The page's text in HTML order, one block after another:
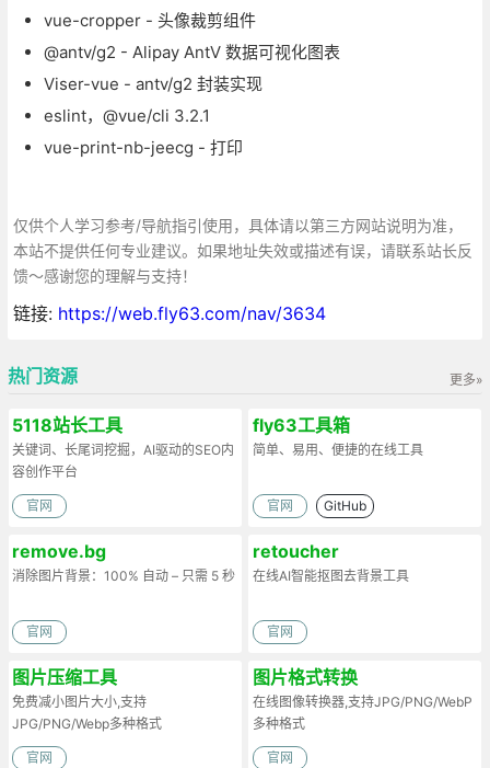
vue-cropper - 头像裁剪组件
@antv/g2 - Alipay AntV 数据可视化图表
Viser-vue - antv/g2 封装实现
eslint，@vue/cli 3.2.1
vue-print-nb-jeecg - 打印
仅供个人学习参考/导航指引使用，具体请以第三方网站说明为准，
本站不提供任何专业建议。如果地址失效或描述有误，请联系站长反
馈～感谢您的理解与支持！
链接: https://web.fly63.com/nav/3634
更多»
热门资源
5118站长工具
关键词、长尾词挖掘，AI驱动的SEO内
容创作平台
官网
fly63工具箱
简单、易用、便捷的在线工具
官网 GitHub
remove.bg
消除图片背景：100% 自动 – 只需 5 秒
官网
retoucher
在线AI智能抠图去背景工具
官网
图片压缩工具
免费减小图片大小,支持
JPG/PNG/Webp多种格式
官网
图片格式转换
在线图像转换器,支持JPG/PNG/WebP
多种格式
官网